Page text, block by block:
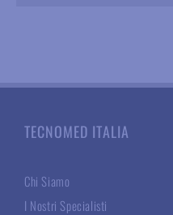
TECNOMED ITALIA
Chi Siamo
I Nostri Specialisti